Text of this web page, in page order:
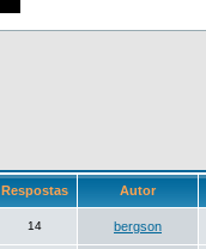
Respostas Autor
14 bergson